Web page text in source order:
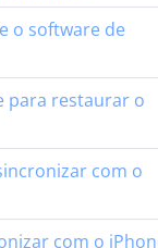
o software de
para restaurar o
com o
com o